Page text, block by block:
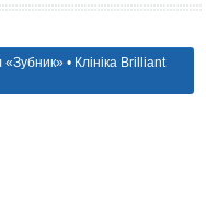
• Клініка Brilliant